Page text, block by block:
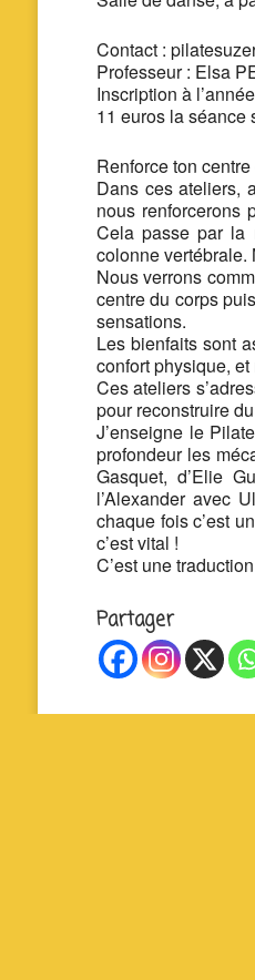
Contact :
Professeur : Elsa
Inscription à
11 euros la séance
Renforce ton
Dans ces ateliers,
nous renforcerons
Cela passe par la
colonne vertébrale.
Nous verrons
centre du corps
sensations.
Les bienfaits sont
confort physique,
Ces ateliers
pour reconstruire
J’enseigne le
profondeur les
Gasquet, d’Elie
l’Alexander avec
chaque fois c’est
c’est vital !
C’est une
Partager